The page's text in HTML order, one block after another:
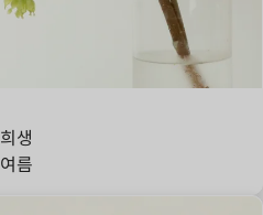
희생
여름